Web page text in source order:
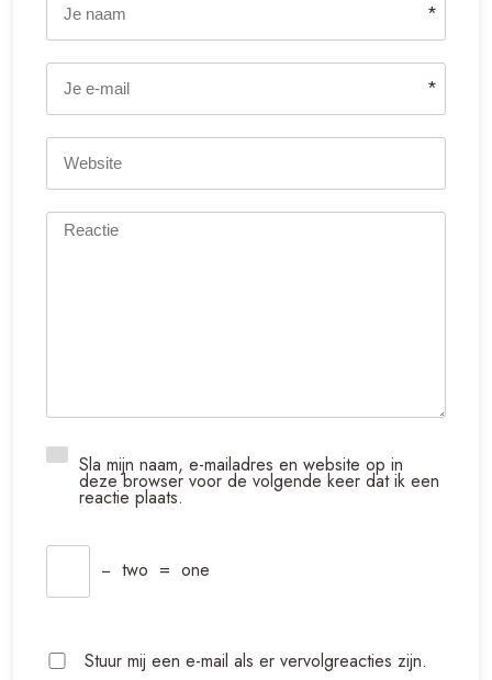
*
*
Sla mijn naam, e-mailadres en website op in
deze browser voor de volgende keer dat ik een
reactie plaats.
− two = one
Stuur mij een e-mail als er vervolgreacties zijn.